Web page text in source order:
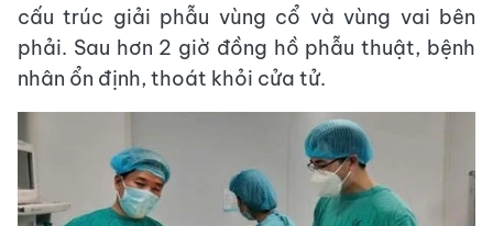
cấu trúc giải phẫu vùng cổ và vùng vai bên
phải. Sau hơn 2 giờ đồng hồ phẫu thuật, bệnh
nhân ổn định, thoát khỏi cửa tử.